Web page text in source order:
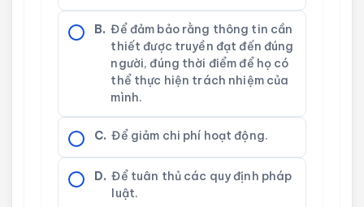
B. Để đảm bảo rằng thông tin cần
thiết được truyền đạt đến đúng
người, đúng thời điểm để họ có
thể thực hiện trách nhiệm của
mình.
C. Để giảm chi phí hoạt động.
D. Để tuân thủ các quy định pháp
luật.